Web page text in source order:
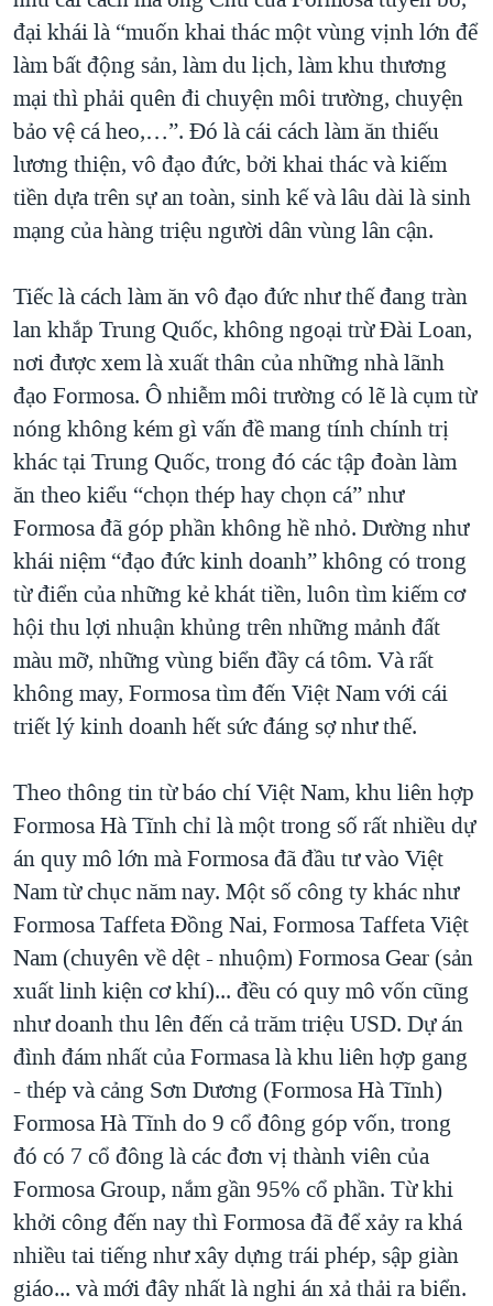
đại khái là “muốn khai thác một vùng vịnh lớn để
làm bất động sản, làm du lịch, làm khu thương
mại thì phải quên đi chuyện môi trường, chuyện
bảo vệ cá heo,…”. Đó là cái cách làm ăn thiếu
lương thiện, vô đạo đức, bởi khai thác và kiếm
tiền dựa trên sự an toàn, sinh kế và lâu dài là sinh
mạng của hàng triệu người dân vùng lân cận.
Tiếc là cách làm ăn vô đạo đức như thế đang tràn
lan khắp Trung Quốc, không ngoại trừ Đài Loan,
nơi được xem là xuất thân của những nhà lãnh
đạo Formosa. Ô nhiễm môi trường có lẽ là cụm từ
nóng không kém gì vấn đề mang tính chính trị
khác tại Trung Quốc, trong đó các tập đoàn làm
ăn theo kiểu “chọn thép hay chọn cá” như
Formosa đã góp phần không hề nhỏ. Dường như
khái niệm “đạo đức kinh doanh” không có trong
từ điển của những kẻ khát tiền, luôn tìm kiếm cơ
hội thu lợi nhuận khủng trên những mảnh đất
màu mỡ, những vùng biển đầy cá tôm. Và rất
không may, Formosa tìm đến Việt Nam với cái
triết lý kinh doanh hết sức đáng sợ như thế.
Theo thông tin từ báo chí Việt Nam, khu liên hợp
Formosa Hà Tĩnh chỉ là một trong số rất nhiều dự
án quy mô lớn mà Formosa đã đầu tư vào Việt
Nam từ chục năm nay. Một số công ty khác như
Formosa Taffeta Đồng Nai, Formosa Taffeta Việt
Nam (chuyên về dệt - nhuộm) Formosa Gear (sản
xuất linh kiện cơ khí)... đều có quy mô vốn cũng
như doanh thu lên đến cả trăm triệu USD. Dự án
đình đám nhất của Formasa là khu liên hợp gang
- thép và cảng Sơn Dương (Formosa Hà Tĩnh)
Formosa Hà Tĩnh do 9 cổ đông góp vốn, trong
đó có 7 cổ đông là các đơn vị thành viên của
Formosa Group, nắm gần 95% cổ phần. Từ khi
khởi công đến nay thì Formosa đã để xảy ra khá
nhiều tai tiếng như xây dựng trái phép, sập giàn
giáo... và mới đây nhất là nghi án xả thải ra biển.